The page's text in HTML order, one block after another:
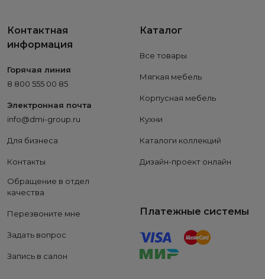
Контактная
информация
Горячая линия
8 800 555 00 85
Электронная почта
info@dmi-group.ru
Для бизнеса
Контакты
Обращение в отдел
качества
Перезвоните мне
Задать вопрос
Запись в салон
Каталог
Все товары
Мягкая мебель
Корпусная мебель
Кухни
Каталоги коллекций
Дизайн-проект онлайн
Платежные системы